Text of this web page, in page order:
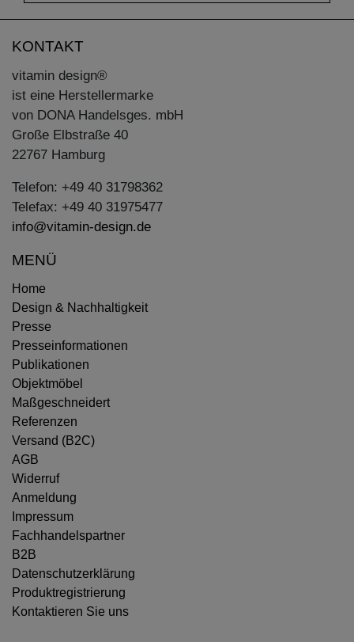
KONTAKT
vitamin design®
ist eine Herstellermarke
von DONA Handelsges. mbH
Große Elbstraße 40
22767 Hamburg
Telefon: +49 40 31798362
Telefax: +49 40 31975477
info@vitamin-design.de
MENÜ
Home
Design & Nachhaltigkeit
Presse
Presseinformationen
Publikationen
Objektmöbel
Maßgeschneidert
Referenzen
Versand (B2C)
AGB
Widerruf
Anmeldung
Impressum
Fachhandelspartner
B2B
Datenschutzerklärung
Produktregistrierung
Kontaktieren Sie uns